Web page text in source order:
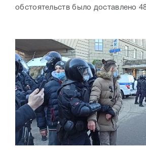
обстоятельств было доставлено